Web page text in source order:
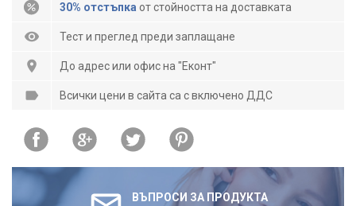
30% отстъпка от стойността на доставката
Тест и преглед преди заплащане
До адрес или офис на "Еконт"
Всички цени в сайта са с включено ДДС
ВЪПРОСИ ЗА ПРОДУКТА